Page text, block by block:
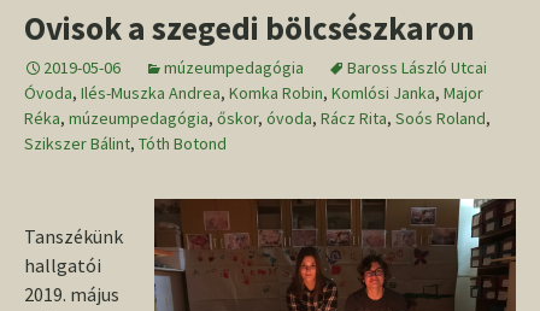
Ovisok a szegedi bölcsészkaron
2019-05-06 múzeumpedagógia
Baross László Utcai
Óvoda, Ilés-Muszka Andrea, Komka Robin, Komlósi Janka, Major
Réka, múzeumpedagógia, őskor, óvoda, Rácz Rita, Soós Roland,
Szikszer Bálint, Tóth Botond
Tanszékünk
hallgatói
2019. május